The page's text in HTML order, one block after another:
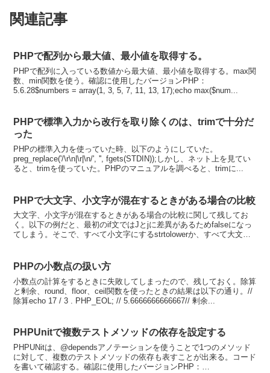
関連記事
PHPで配列から最大値、最小値を取得する。
PHPで配列に入っている数値から最大値、最小値を取得する。max関
数、min関数を使う。確認に使用したバージョンPHP：
5.6.28$numbers = array(1, 3, 5, 7, 11, 13, 17);echo max($num...
PHPで標準入力から改行を取り除くのは、trimで十分だ
った
PHPの標準入力を使っていた時、以下のようにしていた。
preg_replace('/\r\n|\r|\n/', '', fgets(STDIN));しかし、ネット上を見てい
ると、trimを使っていた。PHPのマニュアルを調べると、trimに...
PHPで大文字、小文字が混在するときがある場合の比較
大文字、小文字が混在するときがある場合の比較に関して残してお
く。以下の例だと、最初のif文ではJとjに差異があるためfalseになっ
てしまう。そこで、すべて小文字にするstrtolowerか、すべて大文字
PHPの小数点の扱い方
小数点の計算をするときに失敗してしまったので、残しておく。除算
と剰余、round、floor、ceil関数を使ったときの結果は以下の通り。//
除算echo 17 / 3 . PHP_EOL; // 5.6666666666667// 剰余...
PHPUnitで複数テストメソッドの依存を設定する
PHPUNitは、@dependsアノテーションを使うことで1つのメソッド
に対して、複数のテストメソッドの依存も表すことが出来る。コード
を書いて確認する。確認に使用したバージョンPHP：